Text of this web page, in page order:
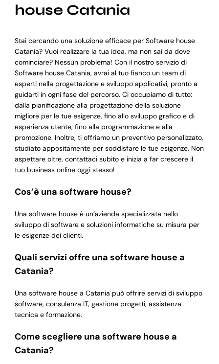
house Catania
Stai cercando una soluzione efficace per Software house
Catania? Vuoi realizzare la tua idea, ma non sai da dove
cominciare? Nessun problema! Con il nostro servizio di
Software house Catania, avrai al tuo fianco un team di
esperti nella progettazione e sviluppo applicativi, pronto a
guidarti in ogni fase del percorso. Ci occupiamo di tutto:
dalla pianificazione alla progettazione della soluzione
migliore per le tue esigenze, fino allo sviluppo grafico e di
esperienza utente, fino alla programmazione e alla
promozione. Inoltre, ti offriamo un preventivo personalizzato,
studiato appositamente per soddisfare le tue esigenze. Non
aspettare oltre, contattaci subito e inizia a far crescere il
tuo business online oggi stesso!
Cos’è una software house?
Una software house è un’azienda specializzata nello
sviluppo di software e soluzioni informatiche su misura per
le esigenze dei clienti.
Quali servizi offre una software house a
Catania?
Una software house a Catania può offrire servizi di sviluppo
software, consulenza IT, gestione progetti, assistenza
tecnica e formazione.
Come scegliere una software house a
Catania?